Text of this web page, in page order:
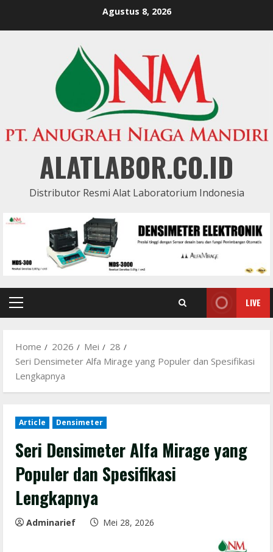
Agustus 8, 2026
ALATLABOR.CO.ID
Distributor Resmi Alat Laboratorium Indonesia
Primary
LIVE
Home 2026 Mei
28
Seri Densimeter Alfa Mirage yang Populer dan Spesifikasi
Lengkapnya
Article Densimeter
Seri Densimeter Alfa Mirage yang
Populer dan Spesifikasi
Lengkapnya
Adminarief Mei 28, 2026